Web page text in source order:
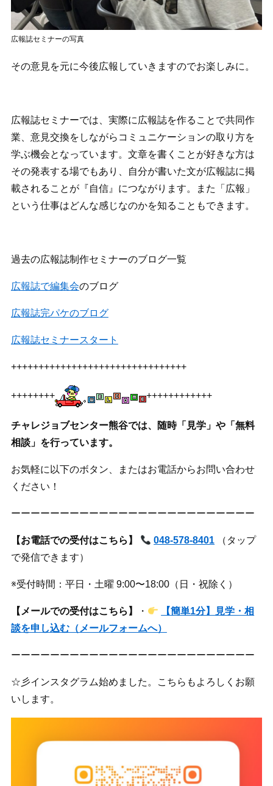
広報誌セミナーの写真
その意見を元に今後広報していきますのでお楽しみに。
広報誌セミナーでは、実際に広報誌を作ることで共同作
業、意見交換をしながらコミュニケーションの取り方を
学ぶ機会となっています。文章を書くことが好きな方は
その発表する場でもあり、自分が書いた文が広報誌に掲
載されることが『自信』につながります。また「広報」
という仕事はどんな感じなのかを知ることもできます。
過去の広報誌制作セミナーのブログ一覧
広報誌で編集会のブログ
広報誌完パケのブログ
広報誌セミナースタート
++++++++++++++++++++++++++++++++
++++++++ ++++++++++++
チャレジョブセンター熊谷では、随時「見学」や「無料
相談」を行っています。
お気軽に以下のボタン、またはお電話からお問い合わせ
ください！
ーーーーーーーーーーーーーーーーーーーーーーーーー
【お電話での受付はこちら】 048-578-8401 （タップ
で発信できます）
※受付時間：平日・土曜 9:00〜18:00（日・祝除く）
【メールでの受付はこちら】 ・
【簡単1分】見学・相
談を申し込む（メールフォームへ）
ーーーーーーーーーーーーーーーーーーーーーーーーー
☆彡インスタグラム始めました。こちらもよろしくお願
いします。